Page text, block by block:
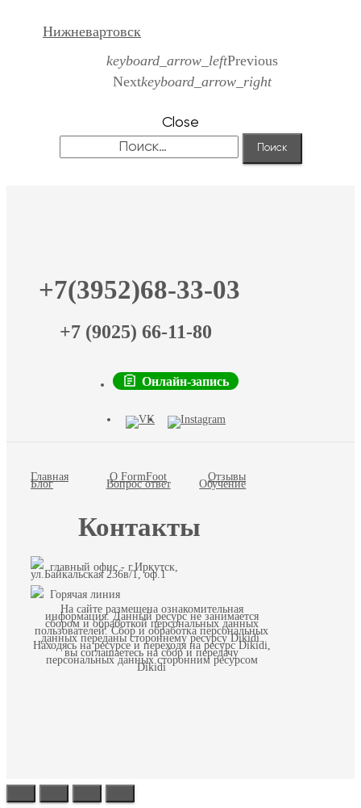
Нижневартовск
keyboard_arrow_leftPrevious
Nextkeyboard_arrow_right
Close
+7(3952)68-33-03
+7 (9025) 66-11-80
Онлайн-запись
Главная О FormFoot Отзывы
Блог Вопрос ответ Обучение
Контакты
главный офис - г.Иркутск,
ул.Байкальская 236в/1, оф.1
Горячая линия
На сайте размещена ознакомительная
информация. Данный ресурс не занимается
сбором и обработкой персональных данных
пользователей. Сбор и обработка персональных
данных переданы стороннему ресурсу Dikidi.
Находясь на ресурсе и переходя на ресурс Dikidi,
вы соглашаетесь на сбор и передачу
персональных данных сторонним ресурсом
Dikidi